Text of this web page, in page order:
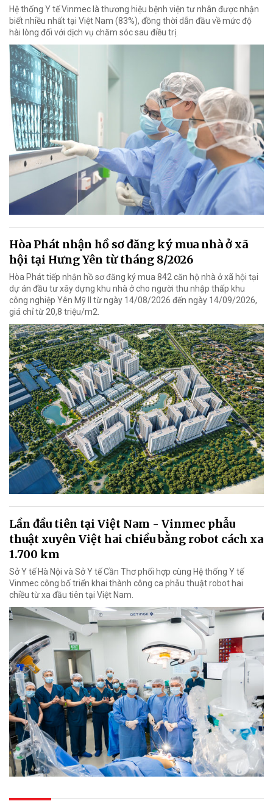
Hệ thống Y tế Vinmec là thương hiệu bệnh viện tư nhân được nhận
biết nhiều nhất tại Việt Nam (83%), đồng thời dẫn đầu về mức độ
hài lòng đối với dịch vụ chăm sóc sau điều trị.
Hòa Phát nhận hồ sơ đăng ký mua nhà ở xã
hội tại Hưng Yên từ tháng 8/2026
Hòa Phát tiếp nhận hồ sơ đăng ký mua 842 căn hộ nhà ở xã hội tại
dự án đầu tư xây dựng khu nhà ở cho người thu nhập thấp khu
công nghiệp Yên Mỹ II từ ngày 14/08/2026 đến ngày 14/09/2026,
giá chỉ từ 20,8 triệu/m2.
Lần đầu tiên tại Việt Nam - Vinmec phẫu
thuật xuyên Việt hai chiều bằng robot cách xa
1.700 km
Sở Y tế Hà Nội và Sở Y tế Cần Thơ phối hợp cùng Hệ thống Y tế
Vinmec công bố triển khai thành công ca phẫu thuật robot hai
chiều từ xa đầu tiên tại Việt Nam.